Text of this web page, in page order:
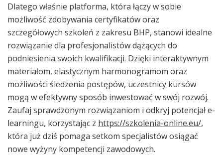
Dlatego właśnie platforma, która łączy w sobie
możliwość zdobywania certyfikatów oraz
szczegółowych szkoleń z zakresu BHP, stanowi idealne
rozwiązanie dla profesjonalistów dążących do
podniesienia swoich kwalifikacji. Dzięki interaktywnym
materiałom, elastycznym harmonogramom oraz
możliwości śledzenia postępów, uczestnicy kursów
mogą w efektywny sposób inwestować w swój rozwój.
Zaufaj sprawdzonym rozwiązaniom i odkryj potencjał e-
learningu, korzystając z https://szkolenia-online.eu/,
która już dziś pomaga setkom specjalistów osiągać
nowe wyżyny kompetencji zawodowych.